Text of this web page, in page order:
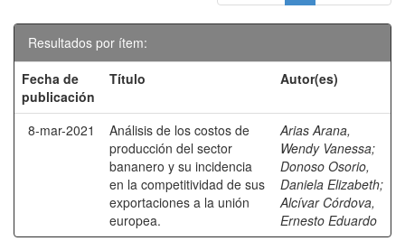
Resultados por ítem:
Fecha de
publicación
Título Autor(es)
8-mar-2021
Análisis de los costos de
producción del sector
bananero y su incidencia
en la competitividad de sus
exportaciones a la unión
europea.
Arias Arana,
Wendy Vanessa;
Donoso Osorio,
Daniela Elizabeth;
Alcívar Córdova,
Ernesto Eduardo